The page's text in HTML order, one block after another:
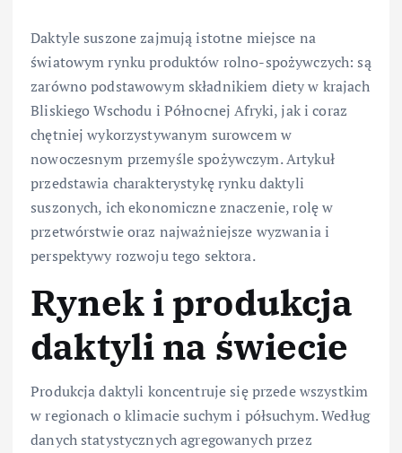
Daktyle suszone zajmują istotne miejsce na
światowym rynku produktów rolno-spożywczych: są
zarówno podstawowym składnikiem diety w krajach
Bliskiego Wschodu i Północnej Afryki, jak i coraz
chętniej wykorzystywanym surowcem w
nowoczesnym przemyśle spożywczym. Artykuł
przedstawia charakterystykę rynku daktyli
suszonych, ich ekonomiczne znaczenie, rolę w
przetwórstwie oraz najważniejsze wyzwania i
perspektywy rozwoju tego sektora.
Rynek i produkcja
daktyli na świecie
Produkcja daktyli koncentruje się przede wszystkim
w regionach o klimacie suchym i półsuchym. Według
danych statystycznych agregowanych przez